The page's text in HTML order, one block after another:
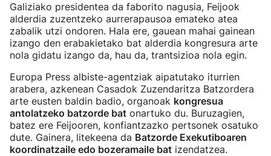
Galiziako presidentea da faborito nagusia, Feijook
alderdia zuzentzeko aurrerapausoa emateko atea
zabalik utzi ondoren. Hala ere, gauean mahai gainean
izango den erabakietako bat alderdia kongresura arte
nola gidatu izango da, hau da, trantsizioa nola egin.
Europa Press albiste-agentziak aipatutako iturrien
arabera, azkenean Casadok Zuzendaritza Batzordera
arte eusten baldin badio, organoak kongresua
antolatzeko batzorde bat onartuko du. Buruzagien,
batez ere Feijooren, konfiantzazko pertsonek osatuko
dute. Gainera, litekeena da Batzorde Exekutiboaren
koordinatzaile edo bozeramaile bat izendatzea.